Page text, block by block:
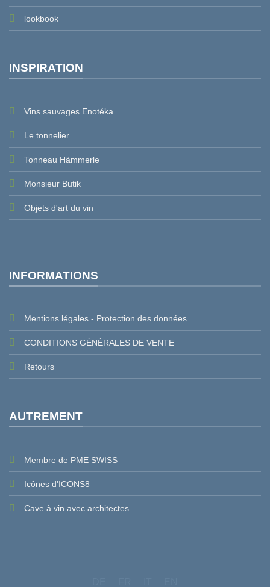
lookbook
INSPIRATION
Vins sauvages Enotéka
Le tonnelier
Tonneau Hämmerle
Monsieur Butik
Objets d'art du vin
INFORMATIONS
Mentions légales - Protection des données
CONDITIONS GÉNÉRALES DE VENTE
Retours
AUTREMENT
Membre de PME SWISS
Icônes d'ICONS8
Cave à vin avec architectes